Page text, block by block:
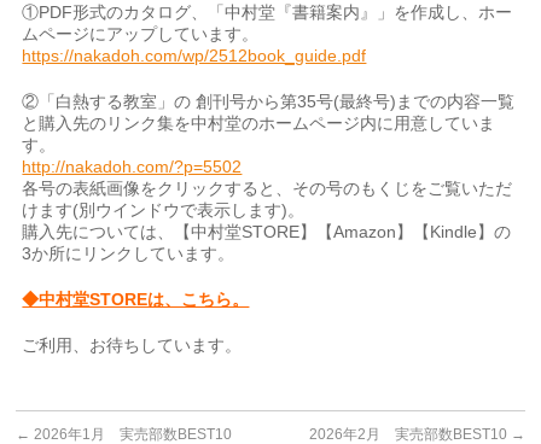
①PDF形式のカタログ、「中村堂『書籍案内』」を作成し、ホー
ムページにアップしています。
https://nakadoh.com/wp/2512book_guide.pdf
②「白熱する教室」の 創刊号から第35号(最終号)までの内容一覧
と購入先のリンク集を中村堂のホームページ内に用意していま
す。
http://nakadoh.com/?p=5502
各号の表紙画像をクリックすると、その号のもくじをご覧いただ
けます(別ウインドウで表示します)。
購入先については、【中村堂STORE】【Amazon】【Kindle】の
3か所にリンクしています。
◆中村堂STOREは、こちら。
ご利用、お待ちしています。
← 2026年1月 実売部数BEST10 2026年2月 実売部数BEST10 →